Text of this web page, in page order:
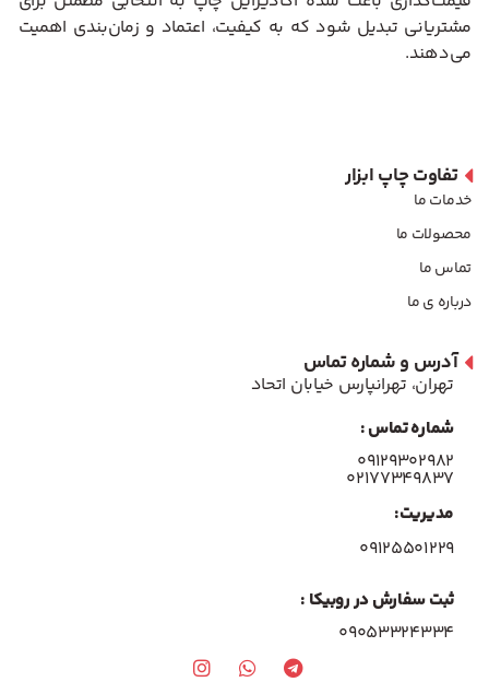
مشتریانی تبدیل شود که به کیفیت، اعتماد و زمان‌بندی اهمیت
می‌دهند.
تفاوت چاپ ابزار
خدمات ما
محصولات ما
تماس ما
درباره ی ما
آدرس و شماره تماس
تهران، تهرانپارس خیابان اتحاد
شماره تماس :
۰۹۱۲۹۳۰۲۹۸۲
۰۲۱۷۷۳۴۹۸۳۷
مدیریت:
۰۹۱۲۵۵۰۱۲۲۹
ثبت سفارش در روبیکا :
09053324334